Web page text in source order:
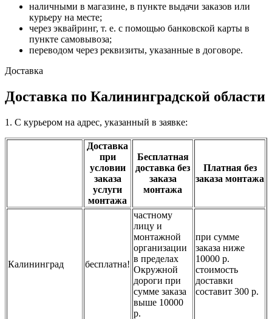
наличными в магазине, в пункте выдачи заказов или
курьеру на месте;
через эквайринг, т. е. с помощью банковской карты в
пункте самовывоза;
переводом через реквизиты, указанные в договоре.
Доставка
Доставка по Калининградской области
1. С курьером на адрес, указанный в заявке:
Доставка
при
условии
заказа
услуги
монтажа
Бесплатная
доставка без
заказа
монтажа
Платная без
заказа монтажа
Калининград бесплатна!
частному
лицу и
монтажной
организации
в пределах
Окружной
дороги при
сумме заказа
выше 10000
р.
при сумме
заказа ниже
10000 р.
стоимость
доставки
составит 300 р.